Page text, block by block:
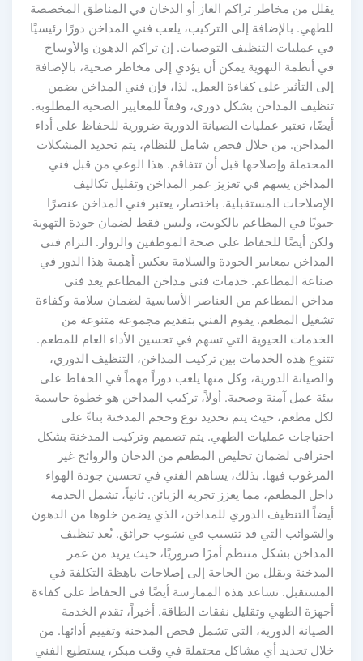
من مخاطر تراكم الغاز أو الدخان في المناطق المخصصة
بالإضافة إلى التركيب، يلعب فني المداخن دورًا رئيسيًا
عمليات التنظيف التوصيات. إن تراكم الدهون والأوساخ
أنظمة التهوية يمكن أن يؤدي إلى مخاطر صحية، بالإضافة
التأثير على كفاءة العمل. لذا، فإن فني المداخن يضمن
المداخن بشكل دوري، وفقاً للمعايير الصحية المطلوبة.
تعتبر عمليات الصيانة الدورية ضرورية للحفاظ على أداء
من خلال فحص شامل للنظام، يتم تحديد المشكلات
وإصلاحها قبل أن تتفاقم. هذا الوعي من قبل فني
يسهم في تعزيز عمر المداخن وتقليل تكاليف
المستقبلية. باختصار، يعتبر فني المداخن عنصرًا
في المطاعم بالكويت، وليس فقط لضمان جودة التهوية
أيضًا للحفاظ على صحة الموظفين والزوار. التزام فني
بمعايير الجودة والسلامة يعكس أهمية هذا الدور في
المطاعم. خدمات فني مداخن المطاعم يعد فني
المطاعم من العناصر الأساسية لضمان سلامة وكفاءة
المطعم. يقوم الفني بتقديم مجموعة متنوعة من
الحيوية التي تسهم في تحسين الأداء العام للمطعم.
هذه الخدمات بين تركيب المداخن، التنظيف الدوري،
الدورية، وكل منها يلعب دوراً مهماً في الحفاظ على
عمل آمنة وصحية. أولاً، تركيب المداخن هو خطوة حاسمة
مطعم، حيث يتم تحديد نوع وحجم المدخنة بناءً على
عمليات الطهي. يتم تصميم وتركيب المدخنة بشكل
لضمان تخليص المطعم من الدخان والروائح غير
فيها. بذلك، يساهم الفني في تحسين جودة الهواء
المطعم، مما يعزز تجربة الزبائن. ثانياً، تشمل الخدمة
التنظيف الدوري للمداخن، الذي يضمن خلوها من الدهون
التي قد تتسبب في نشوب حرائق. يُعد تنظيف
بشكل منتظم أمرًا ضروريًا، حيث يزيد من عمر
ويقلل من الحاجة إلى إصلاحات باهظة التكلفة في
تساعد هذه الممارسة أيضًا في الحفاظ على كفاءة
الطهي وتقليل نفقات الطاقة. أخيراً، تقدم الخدمة
الدورية، التي تشمل فحص المدخنة وتقييم أدائها. من
تحديد أي مشاكل محتملة في وقت مبكر، يستطيع الفني